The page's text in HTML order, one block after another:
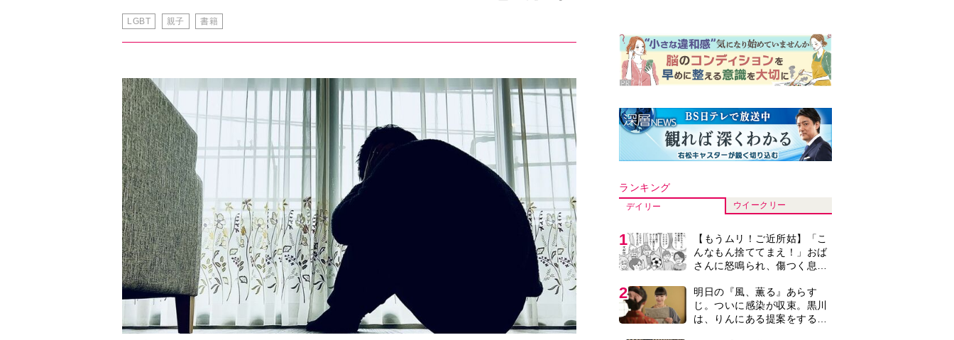
（写真はイメージ。写真提供：Photo AC）
すべての写真を見る
2
じ。ついに感染が収束。黒川
は、りんにある提案をする＜
ネタバレあり＞
3
明日の『風、薫る』あらす
いが通じて、村人たちは少し
ずつ理解を示し始める＜ネタ
バレあり＞
4
【もうムリ！ご近所姑】勝手
に自宅の庭へ入ってくるおば
さん。善意がどんどんエスカ
5
日はどこ行くん？」出かける
度に聞いてくる近所のおばさ
まり…【第1話】
6
古代ギリシアの『植物誌』を
82歳で完訳・小川洋子「子育
てと家事の合間に、哲学者テ
年」
7
『Tシャツが乾くまで』第5話
あらすじ。充のメモを頼りに
長野を訪ねた咲子。一方の樹